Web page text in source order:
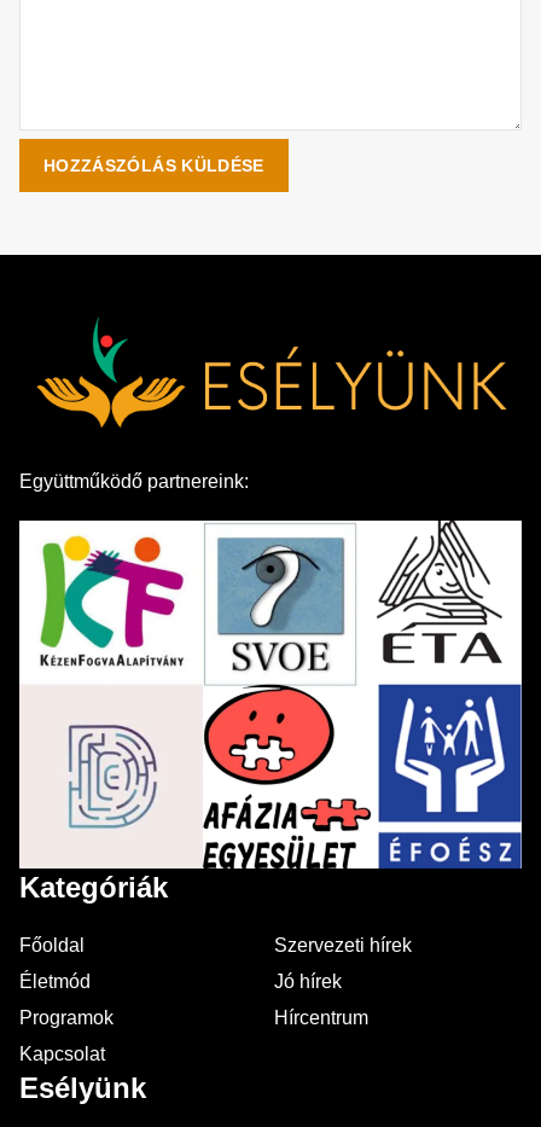
Együttműködő partnereink:
Kategóriák
Főoldal
Szervezeti hírek
Életmód
Jó hírek
Programok
Hírcentrum
Kapcsolat
Esélyünk